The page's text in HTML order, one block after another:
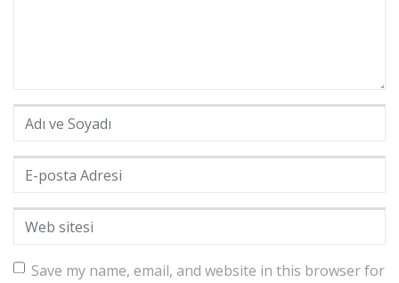
Adı ve Soyadı *
E-posta Adresi
Web sitesi
Save my name, email, and website in this browser for